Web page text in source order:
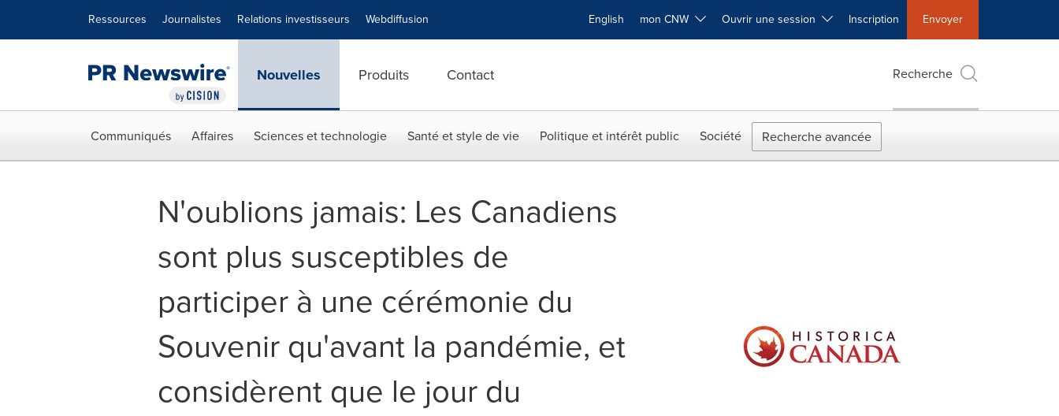
Ressources Journalistes Relations investisseurs Webdiffusion English mon CNW Ouvrir une session Inscription Envoyer
Nouvelles Produits Contact Recherche
Communiqués Affaires Sciences et technologie Santé et style de vie Politique et intérêt public Société Recherche avancée
N'oublions jamais: Les Canadiens
sont plus susceptibles de
participer à une cérémonie du
Souvenir qu'avant la pandémie, et
considèrent que le jour du